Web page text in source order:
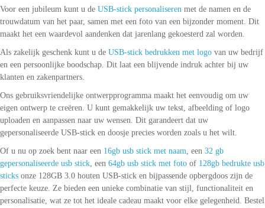
Voor een jubileum kunt u de USB-stick personaliseren met de namen en de
trouwdatum van het paar, samen met een foto van een bijzonder moment. Dit
maakt het een waardevol aandenken dat jarenlang gekoesterd zal worden.
Als zakelijk geschenk kunt u de USB-stick bedrukken met logo van uw bedrijf
en een persoonlijke boodschap. Dit laat een blijvende indruk achter bij uw
klanten en zakenpartners.
Ons gebruiksvriendelijke ontwerpprogramma maakt het eenvoudig om uw
eigen ontwerp te creëren. U kunt gemakkelijk uw tekst, afbeelding of logo
uploaden en aanpassen naar uw wensen. Dit garandeert dat uw
gepersonaliseerde USB-stick en doosje precies worden zoals u het wilt.
Of u nu op zoek bent naar een 16gb usb stick met naam, een 32 gb
gepersonaliseerde usb stick, een 64gb usb stick met foto of 128gb bedrukte usb
sticks onze 128GB 3.0 houten USB-stick en bijpassende opbergdoos zijn de
perfecte keuze. Ze bieden een unieke combinatie van stijl, functionaliteit en
personalisatie, wat ze tot het ideale cadeau maakt voor elke gelegenheid. Bestel